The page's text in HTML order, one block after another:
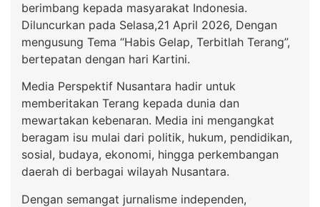
berimbang kepada masyarakat Indonesia.
Diluncurkan pada Selasa,21 April 2026, Dengan
mengusung Tema “Habis Gelap, Terbitlah Terang”,
bertepatan dengan hari Kartini.
Media Perspektif Nusantara hadir untuk
memberitakan Terang kepada dunia dan
mewartakan kebenaran. Media ini mengangkat
beragam isu mulai dari politik, hukum, pendidikan,
sosial, budaya, ekonomi, hingga perkembangan
daerah di berbagai wilayah Nusantara.
Dengan semangat jurnalisme independen,